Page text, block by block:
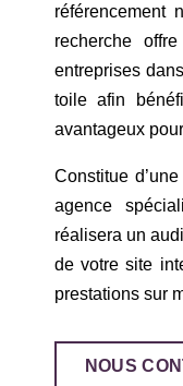
référencement
recherche
entreprises
toile afin
avantageux
Constitue
agence
réalisera un
de votre site
prestations sur
NOUS